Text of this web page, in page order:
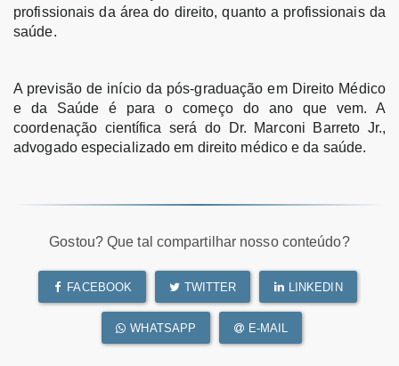
profissionais da área do direito, quanto a profissionais da
saúde.
A previsão de início da pós-graduação em Direito Médico
e da Saúde é para o começo do ano que vem. A
coordenação científica será do Dr. Marconi Barreto Jr.,
advogado especializado em direito médico e da saúde.
Gostou? Que tal compartilhar nosso conteúdo?
FACEBOOK TWITTER LINKEDIN
WHATSAPP E-MAIL